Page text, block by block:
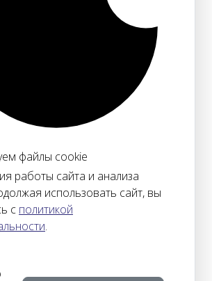
файлы cookie
работы сайта и анализа
использовать сайт, вы
с политикой
.